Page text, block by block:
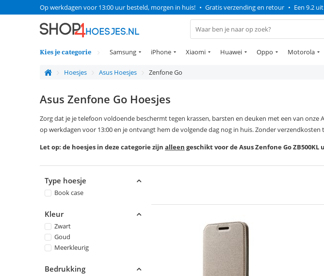
Op werkdagen voor 13:00 uur besteld, morgen in huis! • Gratis verzending en retour • Een 9.2
Kies je categorie Samsung iPhone Xiaomi Huawei Oppo Motorola
Hoesjes Asus Hoesjes Zenfone Go
Asus Zenfone Go Hoesjes
Zorg dat je je telefoon voldoende beschermt tegen krassen, barsten en deuken met een van onze
op werkdagen voor 13:00 en je ontvangt hem de volgende dag nog in huis. Zonder verzendkosten
Let op: de hoesjes in deze categorie zijn alleen geschikt voor de Asus Zenfone Go ZB500KL
Type hoesje
Book case
Kleur
Zwart
Goud
Meerkleurig
Bedrukking